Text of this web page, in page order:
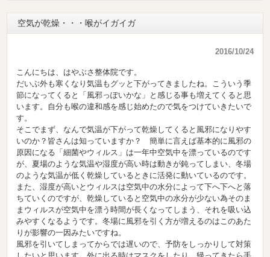
空気が乾燥・・・喉がイガイガ
2016/10/24
こんにちは、はやぶさ整体院です。
だいぶ外も寒くなり気温もグッと下がってきましたね。こういう季
節になってくると「風邪っぽいかな」と感じる事も増えてくると思
います。自分も喉の違和感を感じ始めたので気をつけていきたいで
す。
そこでまず、なんで気温が下がって乾燥してくると風邪になりやす
いのか？皆さんは知っていますか？ 簡単に言えば基本的に風邪の
原因になる「細菌やウィルス」は一年中空気中を漂っているのです
が、夏場のような気温や湿度が高い時は動きが鈍ってしまい、冬場
のような気温が低く乾燥しているときに活発に動いているのです。
また、湿度が高いとウィルスは空気中の水分によって下へ下へと落
ちていくのですが、乾燥していると空気中の水分が少ない為そのま
まウィルスが空気中を漂う時間が長くなってしまう、それを吸い込
みやすくなるようです。冬場に風邪を引く方が増えるのはこのあた
りが影響の一因みたいですね。
風邪を引いてしまってからでは遅いので、予防をしっかりして対策